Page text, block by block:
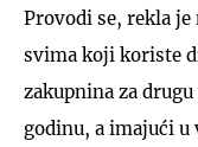
Provodi se, rekla
svima koji koriste
zakupnina za
godinu, a imajući u